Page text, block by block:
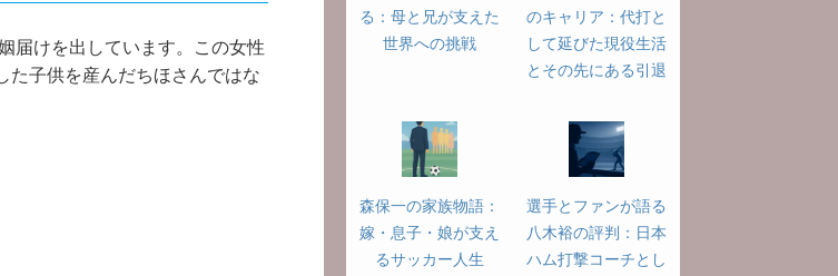
届けを出しています。この女性
た子供を産んだちほさんではな
る：母と兄が支えた
世界への挑戦
のキャリア：代打と
して延びた現役生活
とその先にある引退
森保一の家族物語：
嫁・息子・娘が支え
るサッカー人生
選手とファンが語る
八木裕の評判：日本
ハム打撃コーチとし